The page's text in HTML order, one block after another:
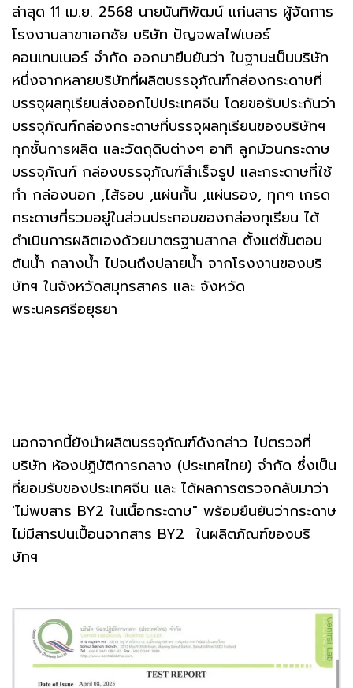
ล่าสุด 11 เม.ย. 2568 นายนันทิพัฒน์ แก่นสาร ผู้จัดการ
โรงงานสาขาเอกชัย บริษัท ปัญจพลไฟเบอร์
คอนเทนเนอร์ จํากัด ออกมายืนยันว่า ในฐานะเป็นบริษัท
หนึ่งจากหลายบริษัทที่ผลิตบรรจุภัณฑ์กล่องกระดาษที่
บรรจุผลทุเรียนส่งออกไปประเทศจีน โดยขอรับประกันว่า
บรรจุภัณฑ์กล่องกระดาษที่บรรจุผลทุเรียนของบริษัทฯ
ทุกชั้นการผลิต และวัตถุดิบต่างๆ อาทิ ลูกม้วนกระดาษ
บรรจุภัณฑ์ กล่องบรรจุภัณฑ์สำเร็จรูป และกระดาษที่ใช้
ทำ กล่องนอก ,ไส้รอบ ,แผ่นกั้น ,แผ่นรอง, ทุกๆ เกรด
กระดาษที่รวมอยู่ในส่วนประกอบของกล่องทุเรียน ได้
ดำเนินการผลิตเองด้วยมาตรฐานสากล ตั้งแต่ขั้นตอน
ต้นน้ำ กลางน้ำ ไปจนถึงปลายน้ำ จากโรงงานของบริ
ษัทฯ ในจังหวัดสมุทรสาคร และ จังหวัด
พระนครศรีอยุธยา
นอกจากนี้ยังนำผลิตบรรจุภัณฑ์ดังกล่าว ไปตรวจที่
บริษัท ห้องปฏิบัติการกลาง (ประเทศไทย) จำกัด ซึ่งเป็น
ที่ยอมรับของประเทศจีน และ ได้ผลการตรวจกลับมาว่า
'ไม่พบสาร BY2 ในเนื้อกระดาษ" พร้อมยืนยันว่ากระดาษ
ไม่มีสารปนเปื้อนจากสาร BY2 ในผลิตภัณฑ์ของบริ
ษัทฯ